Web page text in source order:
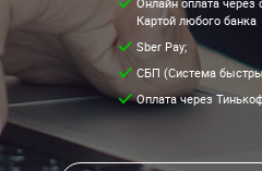
Картой любого банка
Sber Pay;
СБП (Система
Оплата через